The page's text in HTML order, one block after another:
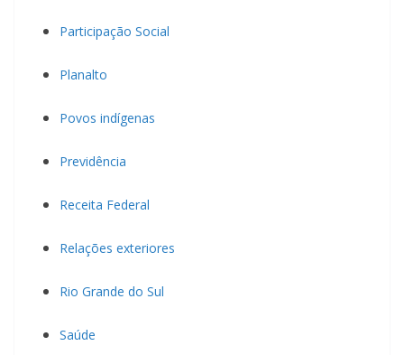
Participação Social
Planalto
Povos indígenas
Previdência
Receita Federal
Relações exteriores
Rio Grande do Sul
Saúde